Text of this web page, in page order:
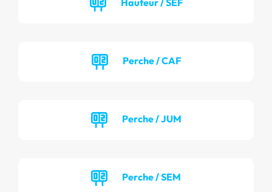
Perche / CAF
Perche / JUM
Perche / SEM